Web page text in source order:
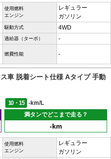
使用燃料
エンジン
レギュラー
ガソリン
駆動方式 4WD
過給器（ターボ） -
燃費性能 -
車 脱着シート仕様 Aタイプ 手動
10・15
-km/L
満タンでどこまで走る？
-km
使用燃料
エンジン
レギュラー
ガソリン